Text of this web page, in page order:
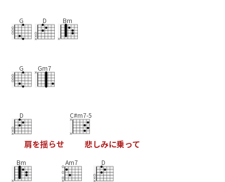
G D Bm
G Gm7
D
肩を揺らせ
C#m7-5
悲しみに乗って
Bm Am7 D